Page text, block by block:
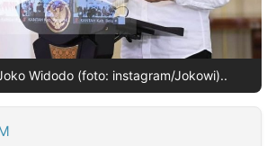
Widodo (foto: instagram/Jokowi)..